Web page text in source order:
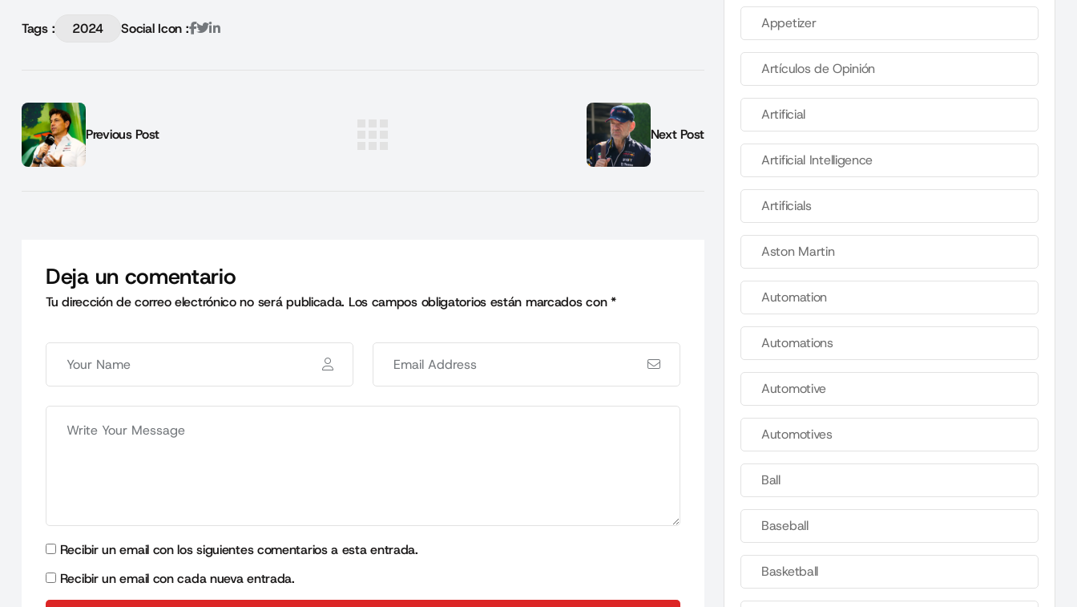
Tags : 2024 Social Icon :
Previous Post Next Post
Deja un comentario
Tu dirección de correo electrónico no será publicada. Los campos obligatorios están marcados con*
Recibir un email con los siguientes comentarios a esta entrada.
Recibir un email con cada nueva entrada.
Appetizer
Artículos de Opinión
Artificial
Artificial Intelligence
Artificials
Aston Martin
Automation
Automations
Automotive
Automotives
Ball
Baseball
Basketball